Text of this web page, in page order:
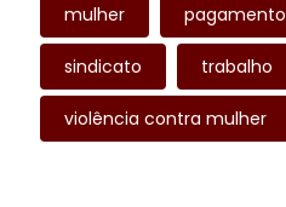
mulher pagamento
sindicato trabalho
violência contra mulher